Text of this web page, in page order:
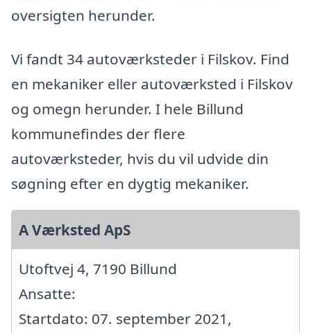
oversigten herunder.
Vi fandt 34 autoværksteder i Filskov. Find
en mekaniker eller autoværksted i Filskov
og omegn herunder. I hele Billund
kommunefindes der flere
autoværksteder, hvis du vil udvide din
søgning efter en dygtig mekaniker.
A Værksted ApS
Utoftvej 4, 7190 Billund
Ansatte:
Startdato: 07. september 2021,